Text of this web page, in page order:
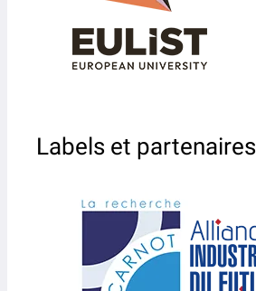
Labels et partenaires